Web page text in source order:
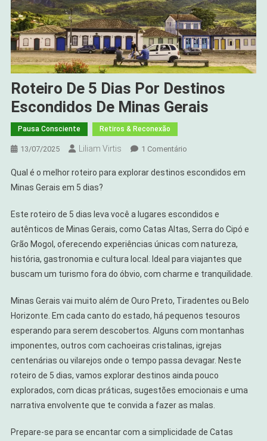
Roteiro De 5 Dias Por Destinos
Escondidos De Minas Gerais
Pausa Consciente Retiros & Reconexão
13/07/2025 Liliam Virtis 1 ComentárioEm
De
Por
Destinos
Escondidos
De
Minas
Qual é o melhor roteiro para explorar destinos escondidos em
Minas Gerais em 5 dias?
Este roteiro de 5 dias leva você a lugares escondidos e
autênticos de Minas Gerais, como Catas Altas, Serra do Cipó e
Grão Mogol, oferecendo experiências únicas com natureza,
história, gastronomia e cultura local. Ideal para viajantes que
buscam um turismo fora do óbvio, com charme e tranquilidade.
Minas Gerais vai muito além de Ouro Preto, Tiradentes ou Belo
Horizonte. Em cada canto do estado, há pequenos tesouros
esperando para serem descobertos. Alguns com montanhas
imponentes, outros com cachoeiras cristalinas, igrejas
centenárias ou vilarejos onde o tempo passa devagar. Neste
roteiro de 5 dias, vamos explorar destinos ainda pouco
explorados, com dicas práticas, sugestões emocionais e uma
narrativa envolvente que te convida a fazer as malas.
Prepare-se para se encantar com a simplicidade de Catas